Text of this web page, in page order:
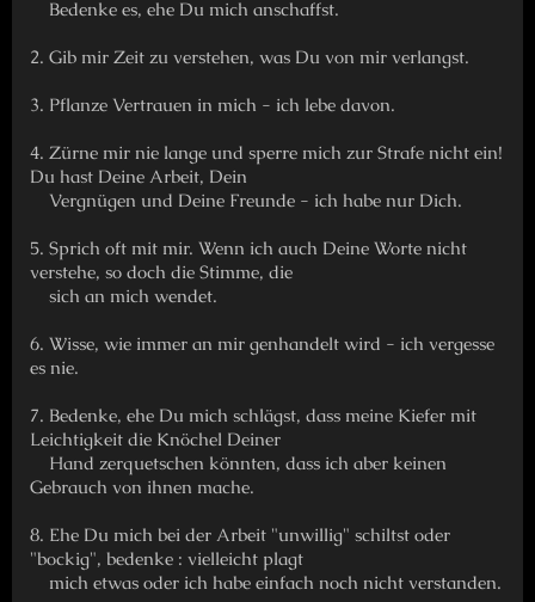
Bedenke es, ehe Du mich anschaffst.
2. Gib mir Zeit zu verstehen, was Du von mir verlangst.
3. Pflanze Vertrauen in mich - ich lebe davon.
4. Zürne mir nie lange und sperre mich zur Strafe nicht ein!
Du hast Deine Arbeit, Dein
Vergnügen und Deine Freunde - ich habe nur Dich.
5. Sprich oft mit mir. Wenn ich auch Deine Worte nicht
verstehe, so doch die Stimme, die
sich an mich wendet.
6. Wisse, wie immer an mir genhandelt wird - ich vergesse
es nie.
7. Bedenke, ehe Du mich schlägst, dass meine Kiefer mit
Leichtigkeit die Knöchel Deiner
Hand zerquetschen könnten, dass ich aber keinen
Gebrauch von ihnen mache.
8. Ehe Du mich bei der Arbeit "unwillig" schiltst oder
"bockig", bedenke : vielleicht plagt
mich etwas oder ich habe einfach noch nicht verstanden.